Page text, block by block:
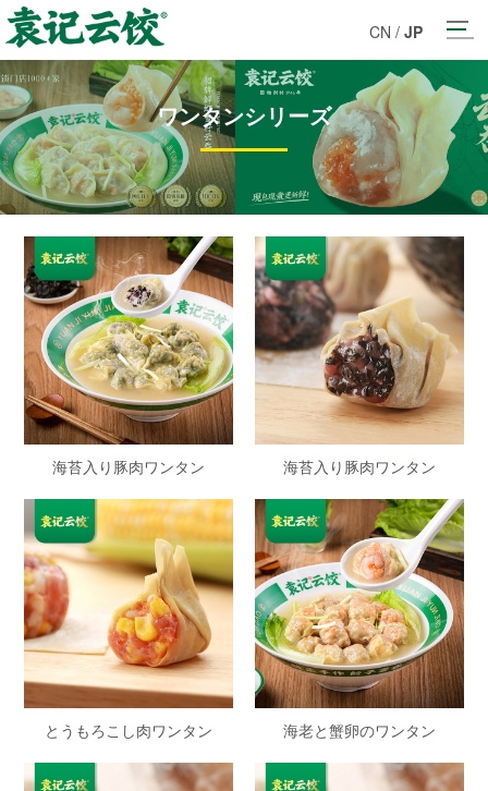
CN / JP
ワンタンシリーズ
海苔入り豚肉ワンタン 海苔入り豚肉ワンタン
とうもろこし肉ワンタン 海老と蟹卵のワンタン